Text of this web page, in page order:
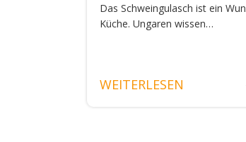
Das Schweingulasch ist ein
Küche. Ungaren wissen…
WEITERLESEN